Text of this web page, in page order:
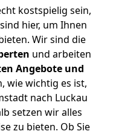
kostspielig sein,
hier, um Ihnen
Wir sind die
und arbeiten
Angebote und
wie wichtig es ist,
nach Luckau
setzen wir alles
zu bieten. Ob Sie